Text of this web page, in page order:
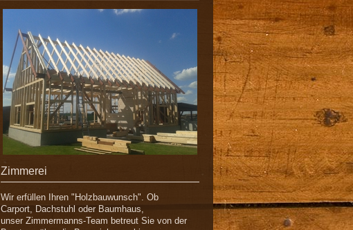
Zimmerei
Wir erfüllen Ihren "Holzbauwunsch". Ob
Carport, Dachstuhl oder Baumhaus,
unser Zimmermanns-Team betreut Sie von der